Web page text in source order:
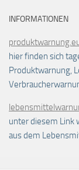
INFORMATIONEN
hier finden sich
Produktwarnung,
unter diesem Link
aus dem